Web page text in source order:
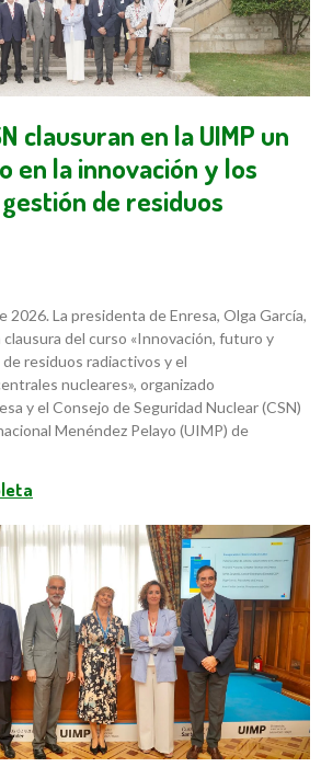
clausuran en la UIMP un
en la innovación y los
de residuos
2026. La presidenta de Enresa, Olga García,
del curso «Innovación, futuro y
residuos radiactivos y el
nucleares», organizado
y el Consejo de Seguridad Nuclear (CSN)
Menéndez Pelayo (UIMP) de